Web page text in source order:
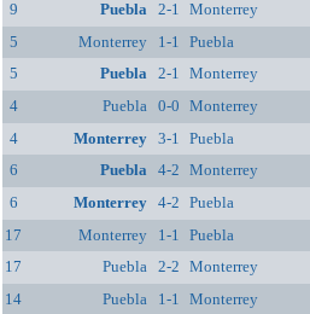
9
Puebla 2-1 Monterrey
5
Monterrey 1-1 Puebla
5
Puebla 2-1 Monterrey
4
Puebla 0-0 Monterrey
4
Monterrey 3-1 Puebla
6
Puebla 4-2 Monterrey
6
Monterrey 4-2 Puebla
17
Monterrey 1-1 Puebla
17
Puebla 2-2 Monterrey
14
Puebla 1-1 Monterrey